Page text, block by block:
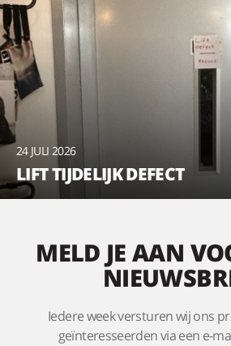
24 JULI 2026
LIFT TIJDELIJK DEFECT
MELD JE AAN
Iedere week versturen wij ons
geïnteresseerden via een e-